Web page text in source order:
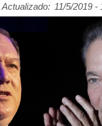
Actualizado: 11/5/2019 -